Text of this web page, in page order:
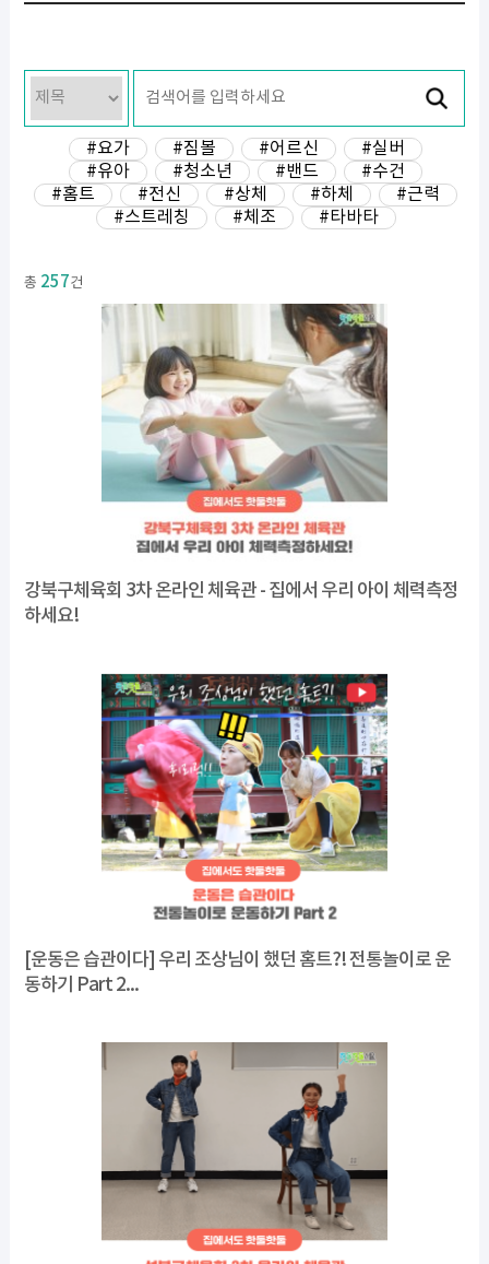
#요가 #짐볼 #어르신
#실버
#유아
#청소년 #밴드
#수건
#홈트
#전신 #상체 #하체
#근력
#스트레칭
#체조 #타바타
총 257건
강북구체육회 3차 온라인 체육관 - 집에서 우리 아이 체력측정
하세요!
[운동은 습관이다] 우리 조상님이 했던 홈트?! 전통놀이로 운
동하기 Part 2...